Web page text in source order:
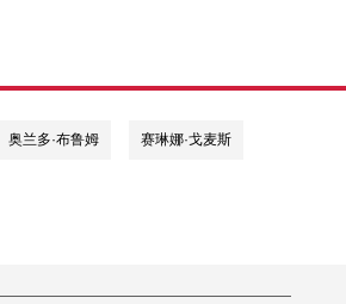
奥兰多·布鲁姆 赛琳娜·戈麦斯